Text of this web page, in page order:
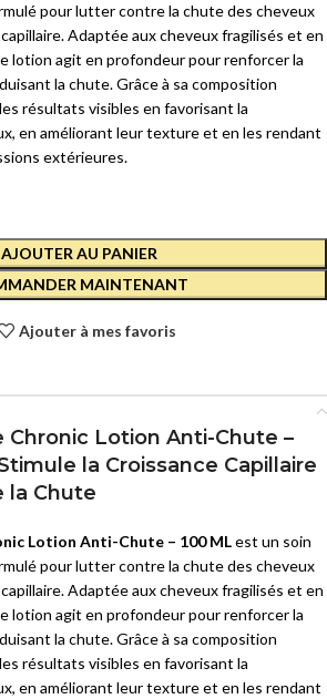
pour lutter contre la chute des cheveux
Adaptée aux cheveux fragilisés et en
lotion agit en profondeur pour renforcer la
la chute. Grâce à sa composition
résultats visibles en favorisant la
en améliorant leur texture et en les rendant
extérieures.
AJOUTER AU PANIER
MAINTENANT
Ajouter à mes favoris
Chronic Lotion Anti-Chute –
la Croissance Capillaire
la Chute
Lotion Anti-Chute – 100 MLest un soin
pour lutter contre la chute des cheveux
Adaptée aux cheveux fragilisés et en
lotion agit en profondeur pour renforcer la
la chute. Grâce à sa composition
résultats visibles en favorisant la
en améliorant leur texture et en les rendant